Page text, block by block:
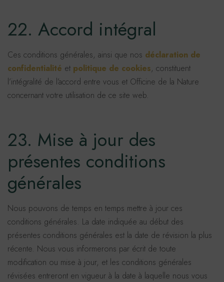
22. Accord intégral
Ces conditions générales, ainsi que nos déclaration de
confidentialité et politique de cookies, constituent
l’intégralité de l’accord entre vous et Officine de la Nature
concernant votre utilisation de ce site web.
23. Mise à jour des
présentes conditions
générales
Nous pouvons de temps en temps mettre à jour ces
conditions générales. La date indiquée au début des
présentes conditions générales est la date de révision la plus
récente. Nous vous informerons par écrit de toute
modification ou mise à jour, et les conditions générales
révisées entreront en vigueur à la date à laquelle nous vous